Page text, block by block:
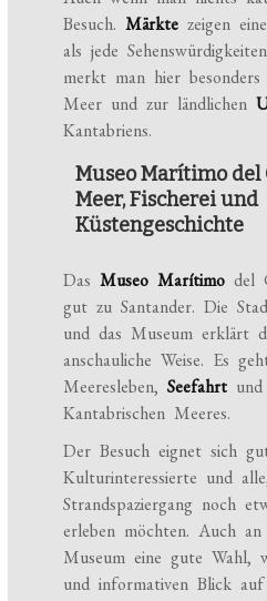
Besuch.Märkte zeigen
als jede
merkt man hier
Meer und zur ländlichen
Kantabriens.
Museo Marítimo del
Meer, Fischerei und
Küstengeschichte
DasMuseo Marítimo del
gut zu Santander. Die
und das Museum erklärt
anschauliche Weise. Es
Meeresleben,Seefahrt
Kantabrischen Meeres.
Der Besuch eignet sich
Kulturinteressierte und
Strandspaziergang noch
erleben möchten. Auch
Museum eine gute Wahl,
und informativen Blick